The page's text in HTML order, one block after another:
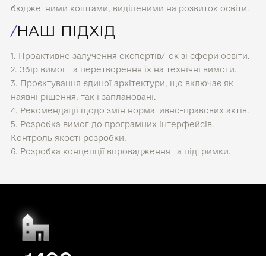
бюджетними коштами, виділеними на розвиток освіти.
/НАШ ПІДХІД
1. Проактивне залучення експертів/-ок зі сфери освіти.
2. Збір вимог та перетворення їх на технічні вимоги.
3. Проєктування єдиної архітектури, що включає як
наявні рішення, так і заплановані.
4. Рекомендації щодо змін нормативно-правових актів.
5. Розробка вимог до програмних інтерфейсів.
Контроль якості розробки.
6. Розробка концепції впровадження та підтримки.